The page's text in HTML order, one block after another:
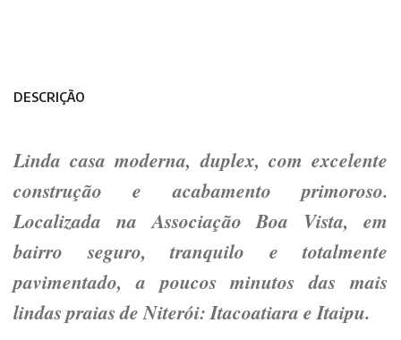
DESCRIÇÃO
Linda casa moderna, duplex, com excelente
construção e acabamento primoroso.
Localizada na Associação Boa Vista, em
bairro seguro, tranquilo e totalmente
pavimentado, a poucos minutos das mais
lindas praias de Niterói: Itacoatiara e Itaipu.